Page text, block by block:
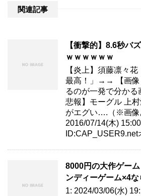
関連記事
【衝撃的】8.6秒バ
ｗｗｗｗｗｗ
【炎上】須藤凛々
最高！」→→ 【画像
るのが一発で分かる
悲報】モーグル 上
がエグい….（※画像
2016/07/14(木)
8000円の大作ゲー
ンディーゲーム×4
1: 2024/03/06(水)